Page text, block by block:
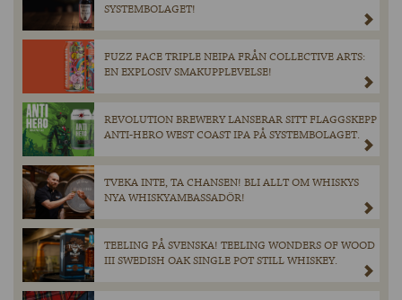
SYSTEMBOLAGET!
FUZZ FACE TRIPLE NEIPA FRÅN COLLECTIVE ARTS:
EN EXPLOSIV SMAKUPPLEVELSE!
REVOLUTION BREWERY LANSERAR SITT FLAGGSKEPP
ANTI-HERO WEST COAST IPA PÅ SYSTEMBOLAGET.
TVEKA INTE, TA CHANSEN! BLI ALLT OM WHISKYS
NYA WHISKYAMBASSADÖR!
TEELING PÅ SVENSKA! TEELING WONDERS OF WOOD
III SWEDISH OAK SINGLE POT STILL WHISKEY.